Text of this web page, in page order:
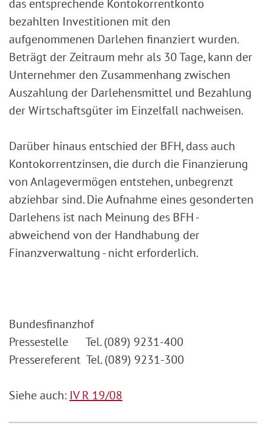
das entsprechende Kontokorrentkonto
bezahlten Investitionen mit den
aufgenommenen Darlehen finanziert wurden.
Beträgt der Zeitraum mehr als 30 Tage, kann der
Unternehmer den Zusammenhang zwischen
Auszahlung der Darlehensmittel und Bezahlung
der Wirtschaftsgüter im Einzelfall nachweisen.
Darüber hinaus entschied der BFH, dass auch
Kontokorrentzinsen, die durch die Finanzierung
von Anlagevermögen entstehen, unbegrenzt
abziehbar sind. Die Aufnahme eines gesonderten
Darlehens ist nach Meinung des BFH -
abweichend von der Handhabung der
Finanzverwaltung - nicht erforderlich.
Bundesfinanzhof
Pressestelle Tel. (089) 9231-400
Pressereferent Tel. (089) 9231-300
Siehe auch: IV R 19/08